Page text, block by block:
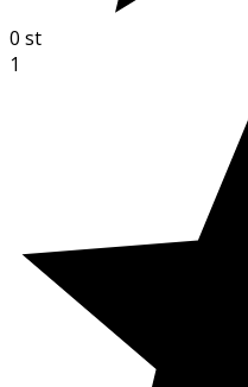
0 st
1